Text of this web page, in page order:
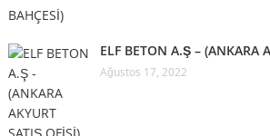
ELF BETON A.Ş – (ANKARA
Ağustos 17, 2022